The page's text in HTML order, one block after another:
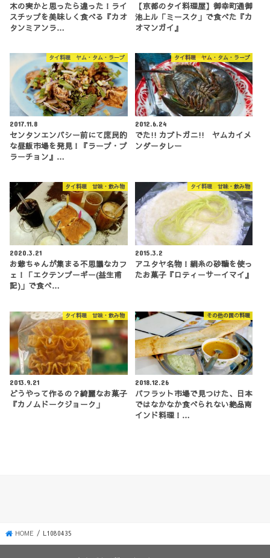
木の実かと思ったら違った！ライ
スチップを美味しく食べる『カオ
タンミアンラ…
【京都のタイ料理屋】御幸町通御
池上ル「ミースク」で食べた『カ
オマンガイ』
タイ料理 ヤム・タム・ラープ
2017.11.8
センタンエンバシー前にて庶民的
な昼飯市場を発見！『ラープ・プ
ラーチョン』…
タイ料理 ヤム・タム・ラープ
2012.6.24
でた!! カブトガニ!! ヤムカイメ
ンダータレー
タイ料理 甘味・飲み物
2020.3.21
お爺ちゃんが集まる不思議なカフ
ェ！「エクテンプーギー(益生甫
記)」で食べ…
タイ料理 甘味・飲み物
2015.3.2
アユタヤ名物！絹糸の砂糖を使っ
たお菓子『ロティーサーイマイ』
タイ料理 甘味・飲み物
2013.9.21
どうやって作るの？綺麗なお菓子
『カノムドークジョーク」
その他の国の料理
2018.12.26
パフラット市場で見つけた、日本
ではなかなか食べられない絶品南
インド料理！…
HOME L1080435